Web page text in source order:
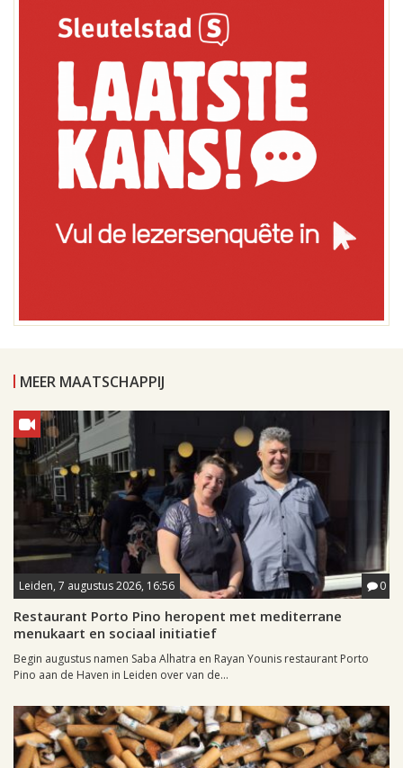
MEER MAATSCHAPPIJ
Leiden, 7 augustus 2026, 16:56 0
Restaurant Porto Pino heropent met mediterrane
menukaart en sociaal initiatief
Begin augustus namen Saba Alhatra en Rayan Younis restaurant Porto
Pino aan de Haven in Leiden over van de...